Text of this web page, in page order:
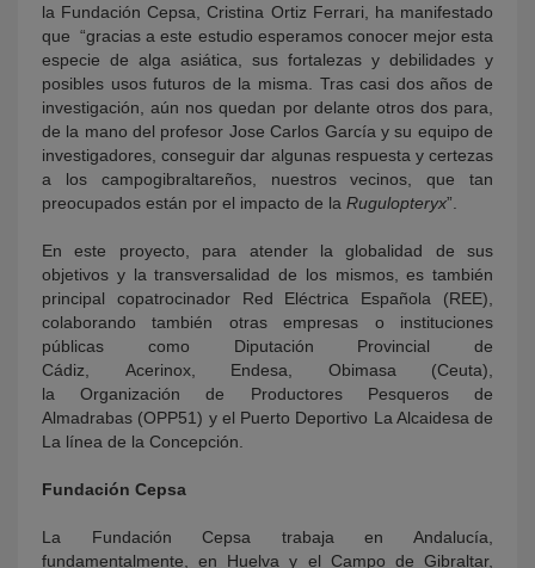
la Fundación Cepsa, Cristina Ortiz Ferrari, ha manifestado
que “gracias a este estudio esperamos conocer mejor esta
especie de alga asiática, sus fortalezas y debilidades y
posibles usos futuros de la misma. Tras casi dos años de
investigación, aún nos quedan por delante otros dos para,
de la mano del profesor Jose Carlos García y su equipo de
investigadores, conseguir dar algunas respuesta y certezas
a los campogibraltareños, nuestros vecinos, que tan
preocupados están por el impacto de la Rugulopteryx”.
En este proyecto, para atender la globalidad de sus
objetivos y la transversalidad de los mismos, es también
principal copatrocinador Red Eléctrica Española (REE),
colaborando también otras empresas o instituciones
públicas como Diputación Provincial de
Cádiz, Acerinox, Endesa, Obimasa (Ceuta),
la Organización de Productores Pesqueros de
Almadrabas (OPP51) y el Puerto Deportivo La Alcaidesa de
La línea de la Concepción.
Fundación Cepsa
La Fundación Cepsa trabaja en Andalucía,
fundamentalmente, en Huelva y el Campo de Gibraltar,